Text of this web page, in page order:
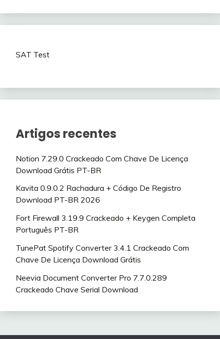
SAT Test
Artigos recentes
Notion 7.29.0 Crackeado Com Chave De Licença
Download Grátis PT-BR
Kavita 0.9.0.2 Rachadura + Código De Registro
Download PT-BR 2026
Fort Firewall 3.19.9 Crackeado + Keygen Completa
Português PT-BR
TunePat Spotify Converter 3.4.1 Crackeado Com
Chave De Licença Download Grátis
Neevia Document Converter Pro 7.7.0.289
Crackeado Chave Serial Download